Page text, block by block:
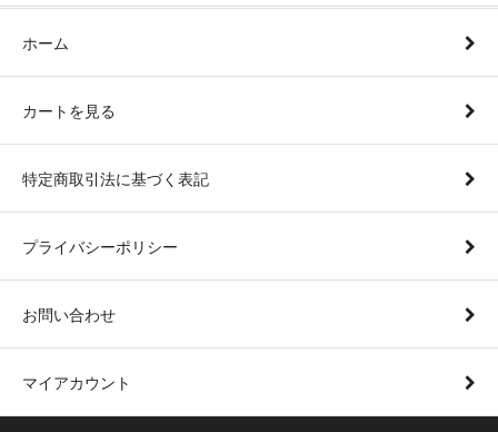
ホーム
カートを見る
特定商取引法に基づく表記
プライバシーポリシー
お問い合わせ
マイアカウント